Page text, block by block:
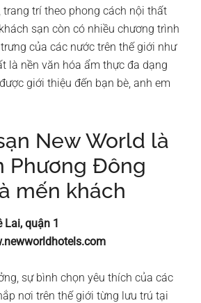
trang trí theo phong cách nội thất
sạn còn có nhiều chương trình
của các nước trên thế giới như
là nền văn hóa ẩm thực đa dạng
giới thiệu đến bạn bè, anh em
New World là
Phương Đông
mến khách
Lai, quận 1
sự bình chọn yêu thích của các
nơi trên thế giới từng lưu trú tại